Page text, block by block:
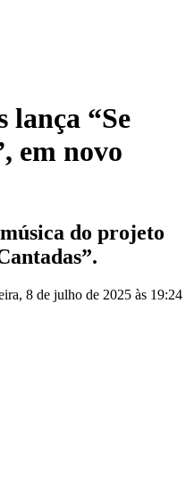
lança “Se
em novo
do projeto
8 de julho de 2025 às 19:24